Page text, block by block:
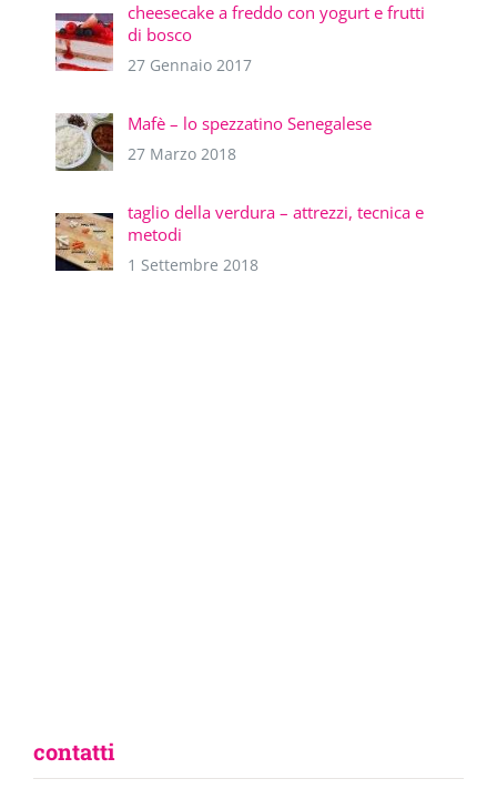
cheesecake a freddo con yogurt e frutti
di bosco
27 Gennaio 2017
Mafè – lo spezzatino Senegalese
27 Marzo 2018
taglio della verdura – attrezzi, tecnica e
metodi
1 Settembre 2018
contatti